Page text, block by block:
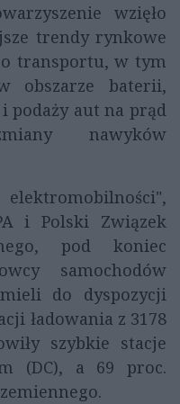
wzięło
trendy rynkowe
transportu, w tym
obszarze baterii,
podaży aut na prąd
nawyków
i Polski Związek
pod koniec
samochodów
do dyspozycji
ładowania z 3178
szybkie stacje
(DC), a 69 proc.